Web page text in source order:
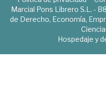
Marcial Pons Librero S.L. -
de Derecho, Economía,
Hospedaje y